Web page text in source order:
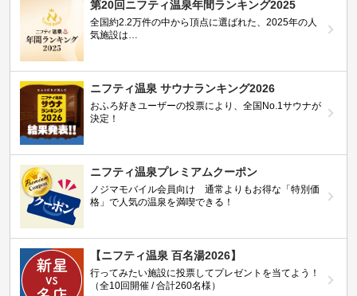
第20回ニフティ温泉年間ランキング2025
全国約2.2万件の中から頂点に選ばれた、2025年の人
気施設は…
ニフティ温泉 サウナランキング2026
おふろ好きユーザーの投票により、全国No.1サウナが
決定！
ニフティ温泉プレミアムクーポン
ノジマモバイル会員向け 通常よりもお得な「特別価
格」で人気の温泉を満喫できる！
【ニフティ温泉 百名湯2026】
行ってみたい施設に投票してプレゼントを当てよう！
（全10回開催 / 合計260名様）